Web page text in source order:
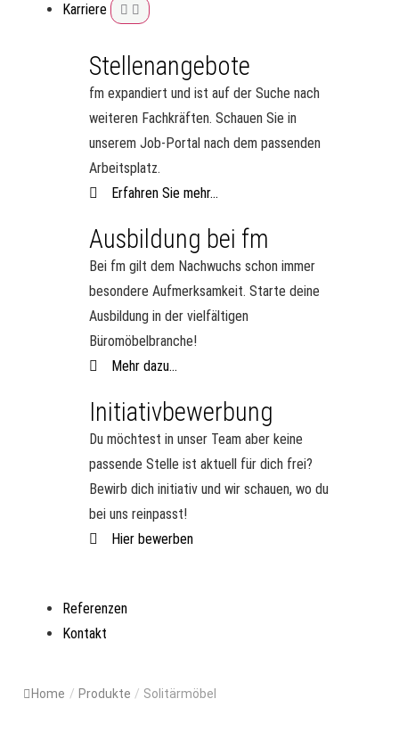
Karriere
Stellenangebote
fm expandiert und ist auf der Suche nach
weiteren Fachkräften. Schauen Sie in
unserem Job-Portal nach dem passenden
Arbeitsplatz.
Erfahren Sie mehr...
Ausbildung bei fm
Bei fm gilt dem Nachwuchs schon immer
besondere Aufmerksamkeit. Starte deine
Ausbildung in der vielfältigen
Büromöbelbranche!
Mehr dazu...
Initiativbewerbung
Du möchtest in unser Team aber keine
passende Stelle ist aktuell für dich frei?
Bewirb dich initiativ und wir schauen, wo du
bei uns reinpasst!
Hier bewerben
Referenzen
Kontakt
Home / Produkte / Solitärmöbel